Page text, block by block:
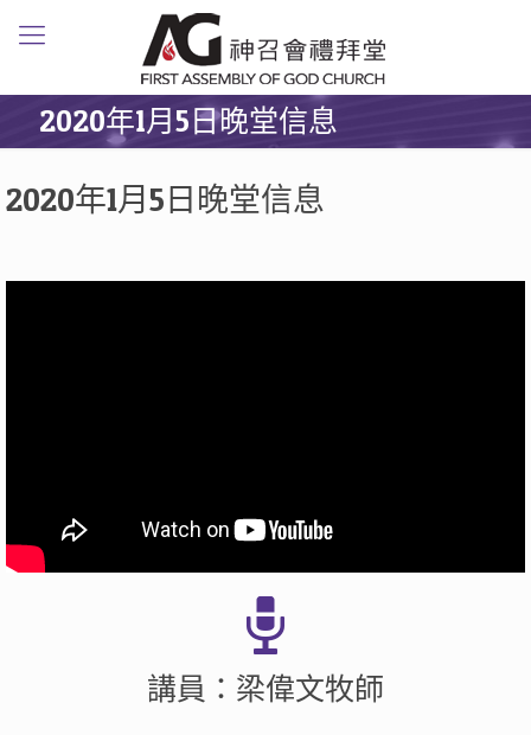
2020年1月5日晚堂信息
2020年1月5日晚堂信息
講員：梁偉文牧師